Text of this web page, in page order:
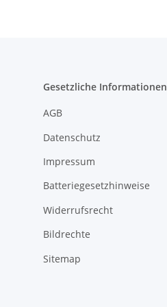
Gesetzliche Informationen
AGB
Datenschutz
Impressum
Batteriegesetzhinweise
Widerrufsrecht
Bildrechte
Sitemap